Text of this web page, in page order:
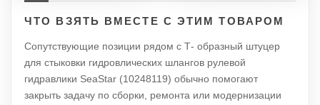
ЧТО ВЗЯТЬ ВМЕСТЕ С ЭТИМ ТОВАРОМ
Сопутствующие позиции рядом с Т- образный штуцер
для стыковки гидровлических шлангов рулевой
гидравлики SeaStar (10248119) обычно помогают
закрыть задачу по сборки, ремонта или модернизации